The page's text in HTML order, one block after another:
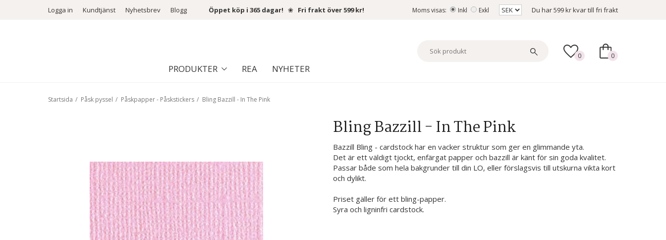
Logga in Kundtjänst Nyhetsbrev Blogg Öppet köp i 365 dagar! ❀ Fri frakt över 599 kr! Moms visas: Inkl Exkl Du har599 krkvar till fri frakt
PRODUKTER REA NYHETER
0 0
Startsida / Påsk pyssel / Påskpapper - Påskstickers / Bling Bazzill - In The Pink
Bling Bazzill - In The Pink
Bazzill Bling - cardstock har en vacker struktur som ger en glimmande yta.
Det är ett väldigt tjockt, enfärgat papper och bazzill är känt för sin goda kvalitet.
Passar både som hela bakgrunder till din LO, eller förslagsvis till utskurna vikta kort
och dylikt.
Priset gäller för ett bling-papper.
Syra och ligninfri cardstock.